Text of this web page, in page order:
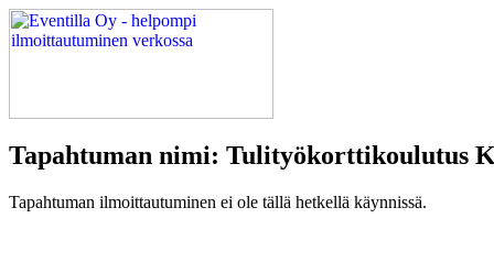
Tapahtuman nimi: Tulityökorttikoulutus
Tapahtuman ilmoittautuminen ei ole tällä hetkellä käynnissä.